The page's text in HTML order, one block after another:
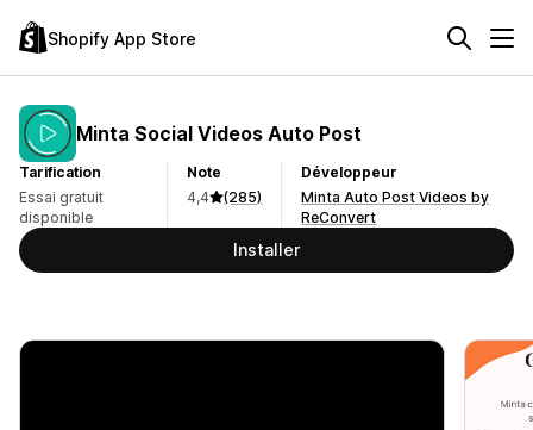
Shopify App Store
Minta Social Videos Auto Post
Tarification
Essai gratuit
disponible
Note
4,4
(285)
Développeur
Minta Auto Post Videos by
ReConvert
Installer